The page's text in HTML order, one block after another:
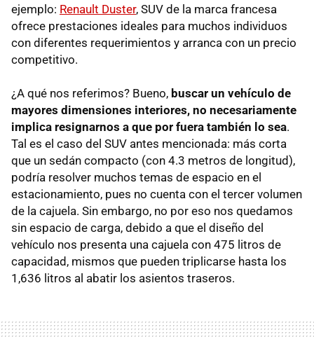
ejemplo: Renault Duster, SUV de la marca francesa
ofrece prestaciones ideales para muchos individuos
con diferentes requerimientos y arranca con un precio
competitivo.
¿A qué nos referimos? Bueno, buscar un vehículo de
mayores dimensiones interiores, no necesariamente
implica resignarnos a que por fuera también lo sea.
Tal es el caso del SUV antes mencionada: más corta
que un sedán compacto (con 4.3 metros de longitud),
podría resolver muchos temas de espacio en el
estacionamiento, pues no cuenta con el tercer volumen
de la cajuela. Sin embargo, no por eso nos quedamos
sin espacio de carga, debido a que el diseño del
vehículo nos presenta una cajuela con 475 litros de
capacidad, mismos que pueden triplicarse hasta los
1,636 litros al abatir los asientos traseros.